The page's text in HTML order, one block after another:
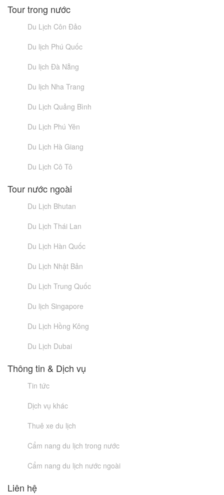
Tour trong nước
Du Lịch Côn Đảo
Du lịch Phú Quốc
Du lịch Đà Nẵng
Du lịch Nha Trang
Du Lịch Quảng Bình
Du Lịch Phú Yên
Du Lịch Hà Giang
Du Lịch Cô Tô
Tour nước ngoài
Du Lịch Bhutan
Du Lịch Thái Lan
Du Lịch Hàn Quốc
Du Lịch Nhật Bản
Du Lịch Trung Quốc
Du lịch Singapore
Du Lịch Hồng Kông
Du Lịch Dubai
Thông tin & Dịch vụ
Tin tức
Dịch vụ khác
Thuê xe du lịch
Cẩm nang du lịch trong nước
Cẩm nang du lịch nước ngoài
Liên hệ